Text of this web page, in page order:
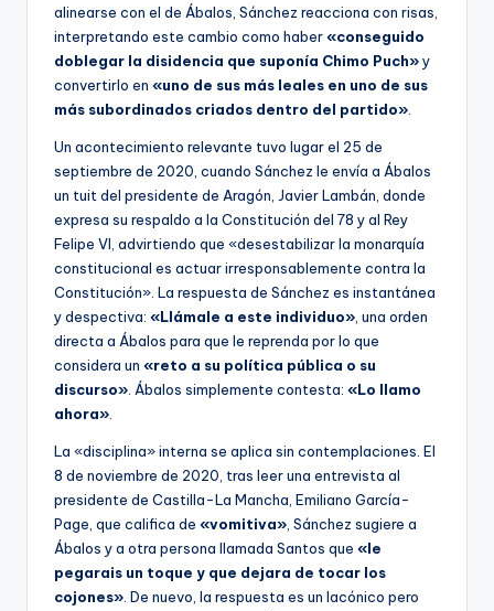
alinearse con el de Ábalos, Sánchez reacciona con risas,
interpretando este cambio como haber«conseguido
doblegar la disidencia que suponía Chimo Puch»y
convertirlo en «uno de sus más leales en uno de sus
más subordinados criados dentro del partido»
Un acontecimiento relevante tuvo lugar el 25 de
septiembre de 2020, cuando Sánchez le envía a Ábalos
un tuit del presidente de Aragón, Javier Lambán, donde
expresa su respaldo a la Constitución del 78 y al Rey
Felipe VI, advirtiendo que «desestabilizar la monarquía
constitucional es actuar irresponsablemente contra la
Constitución». La respuesta de Sánchez es instantánea
y despectiva: «Llámale a este individuo» , una orden
directa a Ábalos para que le reprenda por lo que
considera un «reto a su política pública o su
discurso» . Ábalos simplemente contesta: «Lo llamo
ahora»
La «disciplina» interna se aplica sin contemplaciones. El
8 de noviembre de 2020, tras leer una entrevista al
presidente de Castilla-La Mancha, Emiliano García-
Page, que califica de «vomitiva» , Sánchez sugiere a
Ábalos y a otra persona llamada Santos que «le
pegarais un toque y que dejara de tocar los
cojones» . De nuevo, la respuesta es un lacónico pero